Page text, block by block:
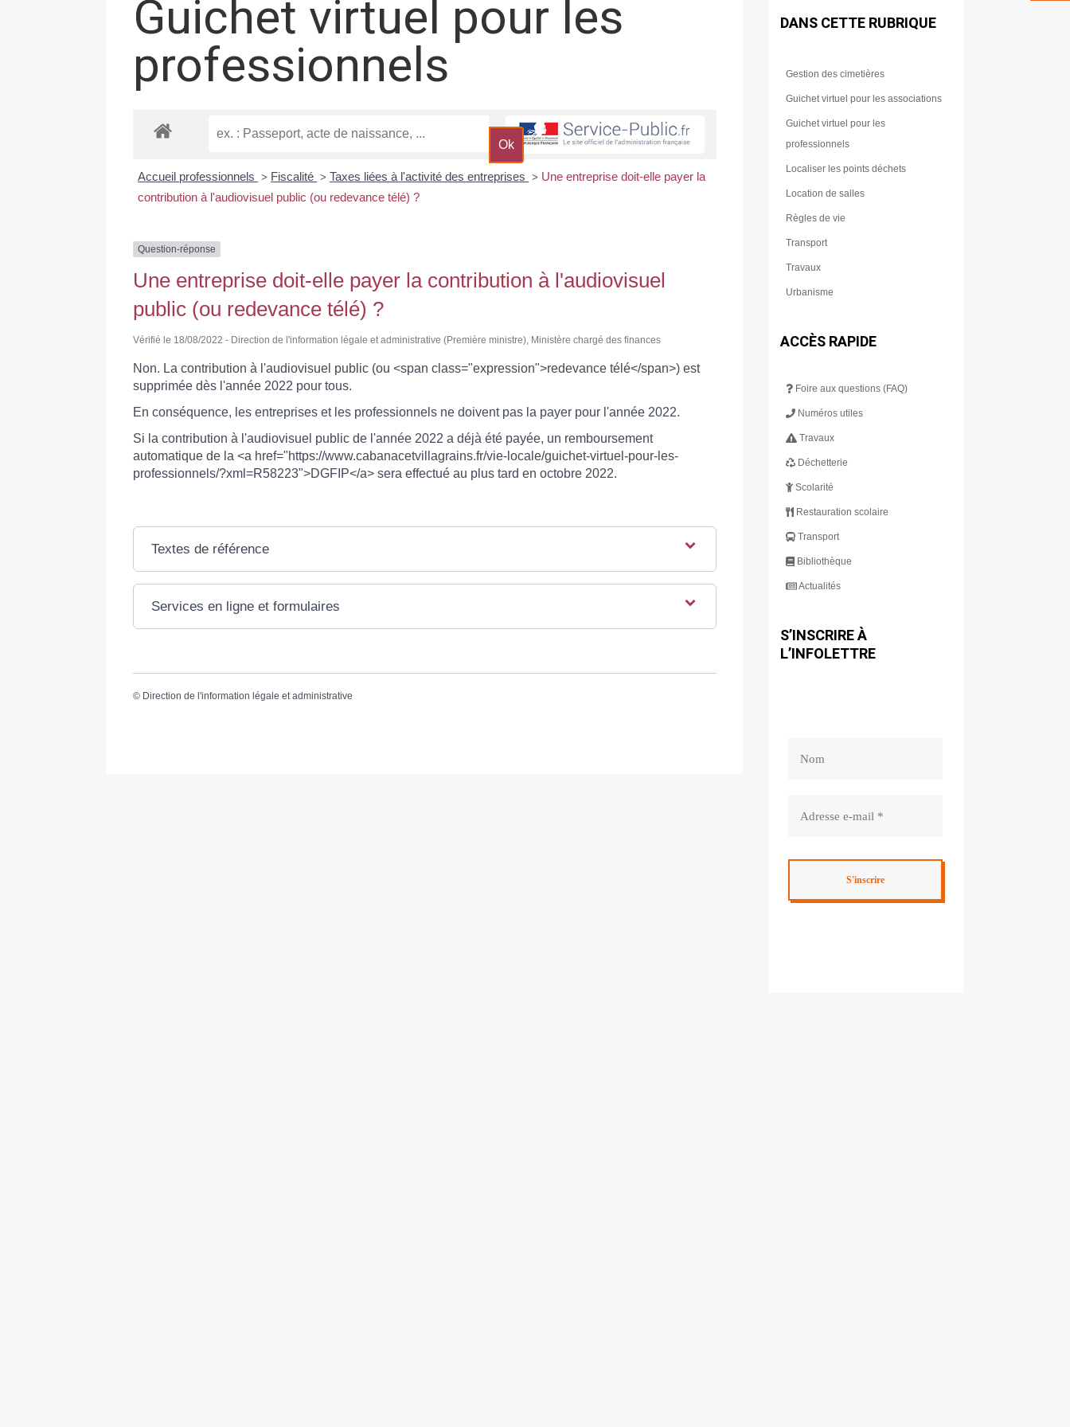
Guichet virtuel pour les
professionnels
Accueil professionnels > Fiscalité > Taxes liées à l'activité des entreprises > Une entreprise doit-elle payer la
contribution à l'audiovisuel public (ou redevance télé) ?
Question-réponse
Une entreprise doit-elle payer la contribution à l'audiovisuel
public (ou redevance télé) ?
Vérifié le 18/08/2022 - Direction de l'information légale et administrative (Première ministre), Ministère chargé des finances
Non. La contribution à l'audiovisuel public (ou <span class="expression">redevance télé</span>) est
supprimée dès l'année 2022 pour tous.
En conséquence, les entreprises et les professionnels ne doivent pas la payer pour l'année 2022.
Si la contribution à l'audiovisuel public de l'année 2022 a déjà été payée, un remboursement
automatique de la <a href="https://www.cabanacetvillagrains.fr/vie-locale/guichet-virtuel-pour-les-
professionnels/?xml=R58223">DGFIP</a> sera effectué au plus tard en octobre 2022.
Textes de référence
Services en ligne et formulaires
© Direction de l'information légale et administrative
DANS CETTE RUBRIQUE
Gestion des cimetières
Guichet virtuel pour les associations
Guichet virtuel pour les
professionnels
Localiser les points déchets
Location de salles
Règles de vie
Transport
Travaux
Urbanisme
ACCÈS RAPIDE
Foire aux questions (FAQ)
Numéros utiles
Travaux
Déchetterie
Scolarité
Restauration scolaire
Transport
Bibliothèque
Actualités
S’INSCRIRE À
L’INFOLETTRE